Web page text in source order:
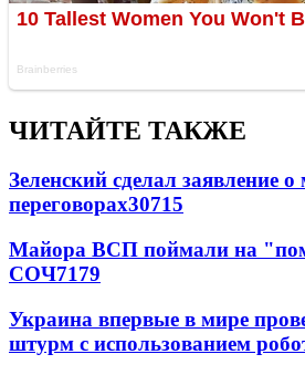
ЧИТАЙТЕ ТАКЖЕ
Зеленский сделал заявление
переговорах30715
Майора ВСП поймали на
СОЧ7179
Украина впервые в мире
штурм с использованием